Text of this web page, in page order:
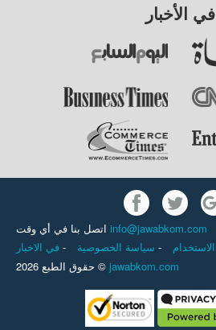
في الأخبار
info@jawabkom.com
- -
حقوق الطبع 2026 © jawabkom.com